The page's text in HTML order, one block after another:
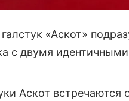
«Аскот»
с двумя
Аскот встречаются